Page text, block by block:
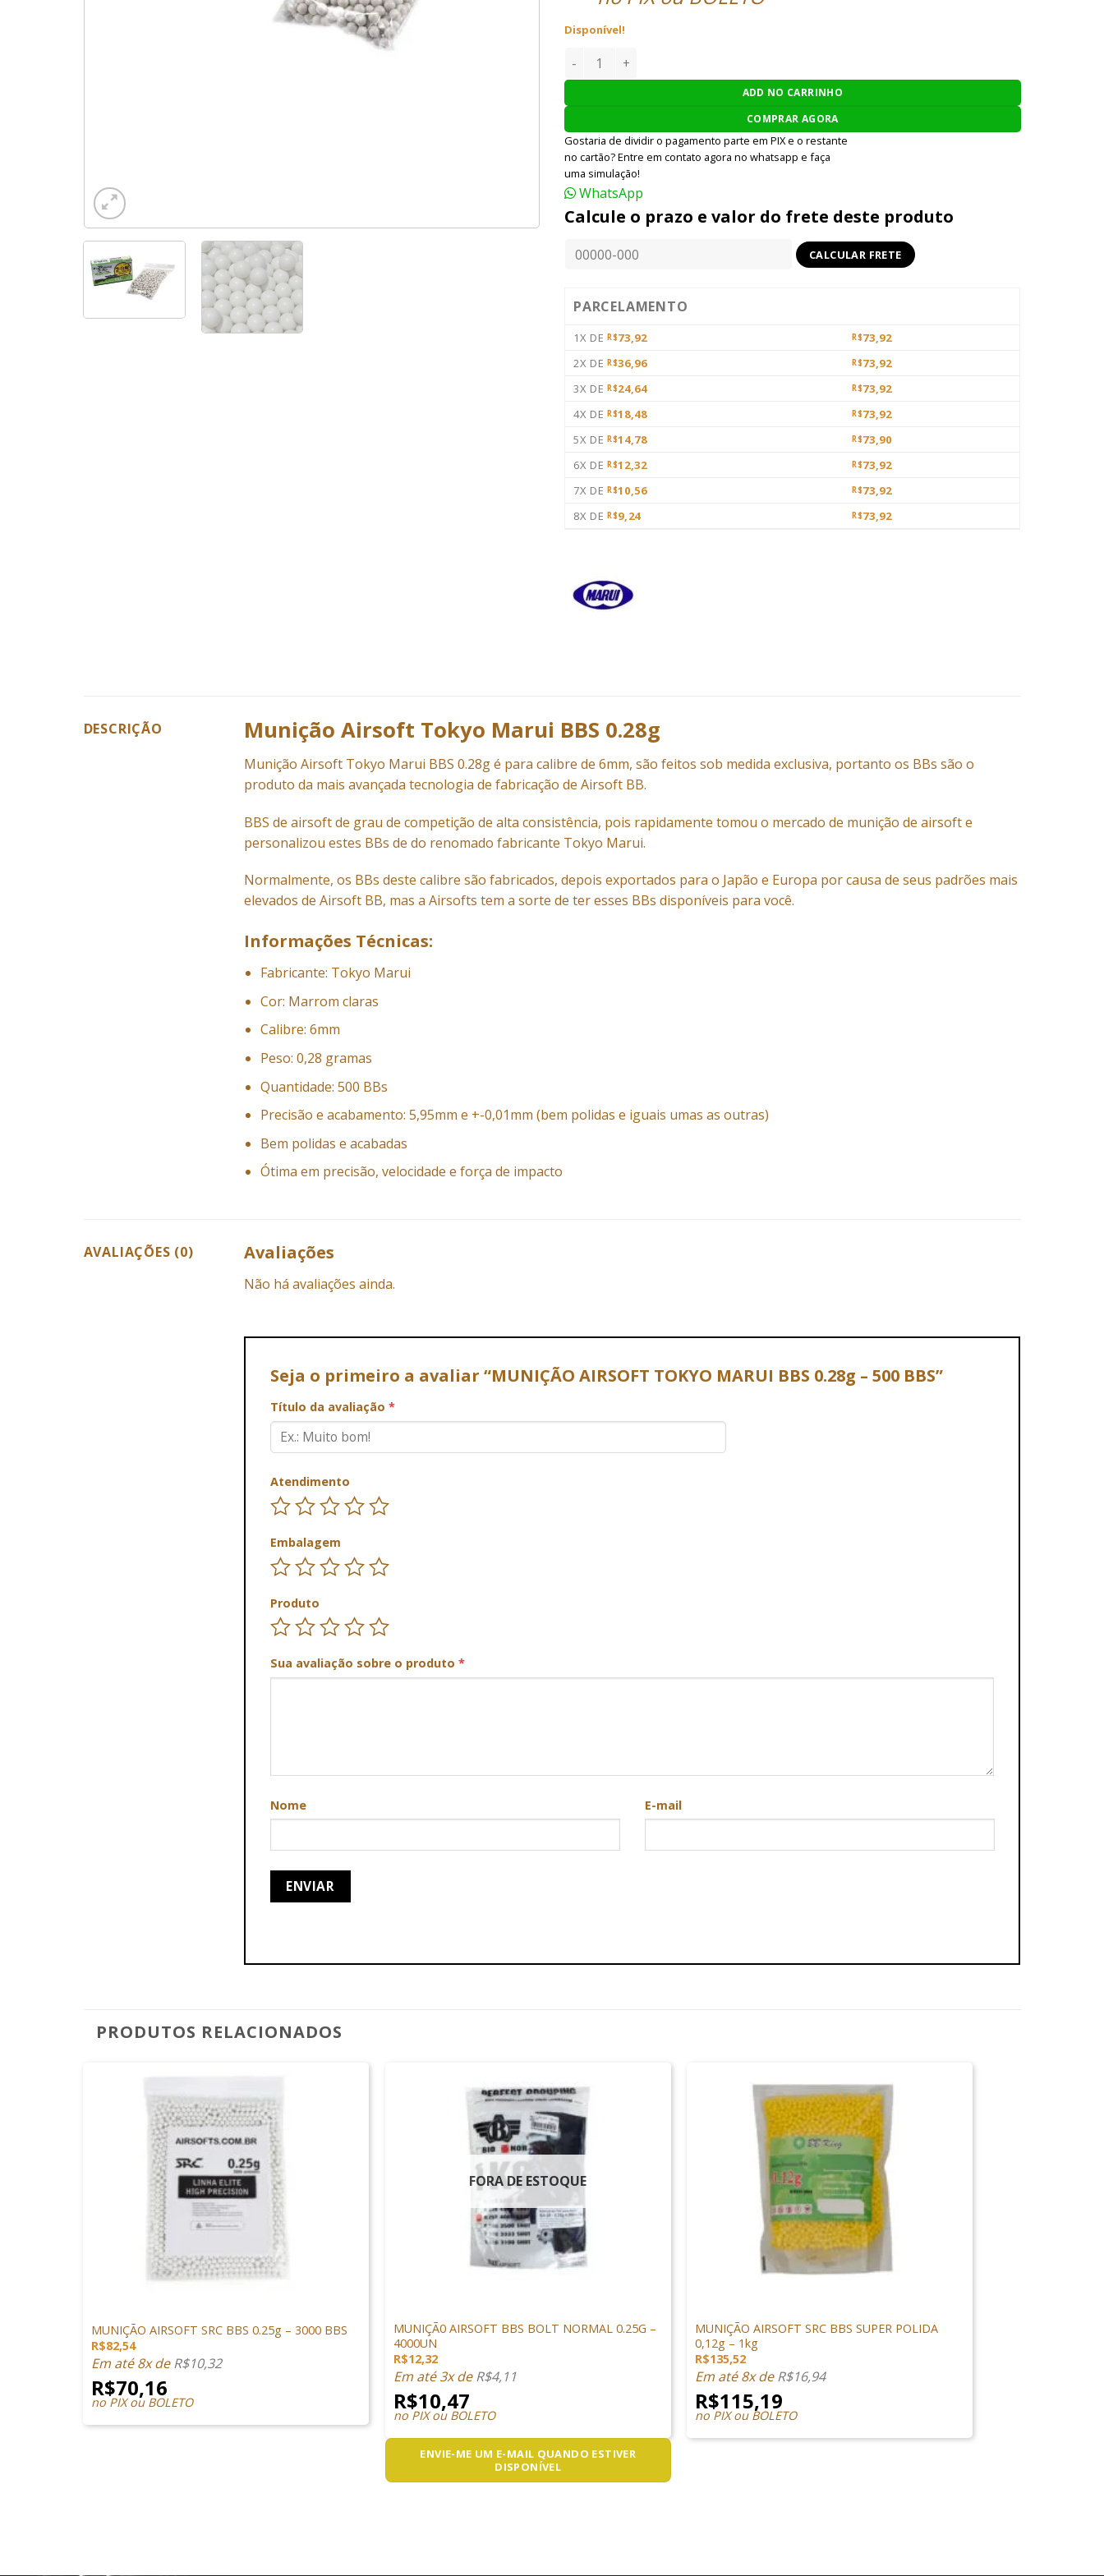
Disponível!
MUNIÇÃO AIRSOFT TOKYO MARUI BBS 0.28g - 500 BBS quantidade
ADD NO CARRINHO
COMPRAR AGORA
Gostaria de dividir o pagamento parte em PIX e o restante
no cartão? Entre em contato agora no whatsapp e faça
uma simulação!
WhatsApp
Calcule o prazo e valor do frete deste produto
PARCELAMENTO
1X DE R$73,92 R$73,92
2X DE R$36,96 R$73,92
3X DE R$24,64 R$73,92
4X DE R$18,48 R$73,92
5X DE R$14,78 R$73,90
6X DE R$12,32 R$73,92
7X DE R$10,56 R$73,92
8X DE R$9,24 R$73,92
DESCRIÇÃO Munição Airsoft Tokyo Marui BBS 0.28g
Munição Airsoft Tokyo Marui BBS 0.28g é para calibre de 6mm, são feitos sob medida exclusiva, portanto os BBs são o
produto da mais avançada tecnologia de fabricação de Airsoft BB.
BBS de airsoft de grau de competição de alta consistência, pois rapidamente tomou o mercado de munição de airsoft e
personalizou estes BBs de do renomado fabricante Tokyo Marui.
Normalmente, os BBs deste calibre são fabricados, depois exportados para o Japão e Europa por causa de seus padrões mais
elevados de Airsoft BB, mas a Airsofts tem a sorte de ter esses BBs disponíveis para você.
Informações Técnicas:
Fabricante: Tokyo Marui
Cor: Marrom claras
Calibre: 6mm
Peso: 0,28 gramas
Quantidade: 500 BBs
Precisão e acabamento: 5,95mm e +-0,01mm (bem polidas e iguais umas as outras)
Bem polidas e acabadas
Ótima em precisão, velocidade e força de impacto
AVALIAÇÕES (0) Avaliações
Não há avaliações ainda.
Seja o primeiro a avaliar “MUNIÇÃO AIRSOFT TOKYO MARUI BBS 0.28g – 500 BBS”
Título da avaliação *
Atendimento
Embalagem
Produto
Sua avaliação sobre o produto *
Nome E-mail
PRODUTOS RELACIONADOS
MUNIÇÃO AIRSOFT SRC BBS 0.25g – 3000 BBS
R$82,54
Em até 8x deR$10,32
R$70,16
no PIX ou BOLETO
FORA DE ESTOQUE
MUNIÇÃ0 AIRSOFT BBS BOLT NORMAL 0.25G –
4000UN
R$12,32
Em até 3x deR$4,11
R$10,47
no PIX ou BOLETO
ENVIE-ME UM E-MAIL QUANDO ESTIVER
DISPONÍVEL
MUNIÇÃO AIRSOFT SRC BBS SUPER POLIDA
0,12g – 1kg
R$135,52
Em até 8x deR$16,94
R$115,19
no PIX ou BOLETO